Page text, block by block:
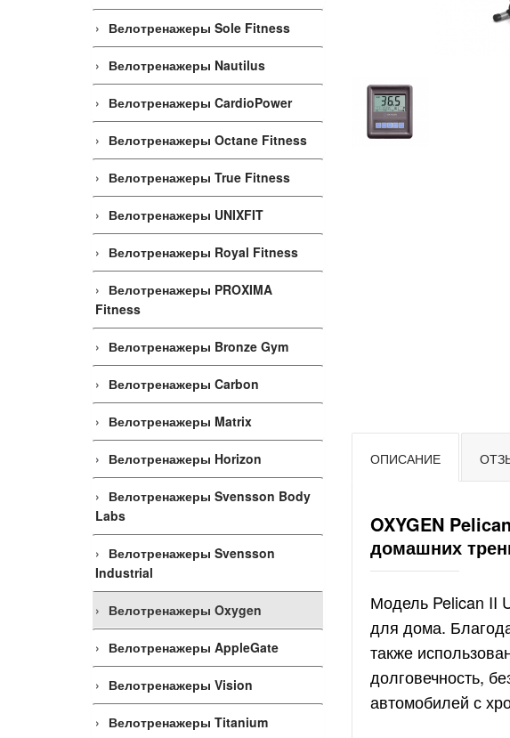
Велотренажеры Sole Fitness
Велотренажеры Nautilus
Велотренажеры CardioPower
Велотренажеры Octane Fitness
Велотренажеры True Fitness
Велотренажеры UNIXFIT
Велотренажеры Royal Fitness
Велотренажеры PROXIMA
Fitness
Велотренажеры Bronze Gym
Велотренажеры Carbon
Велотренажеры Matrix
Велотренажеры Horizon
Велотренажеры Svensson Body
Labs
Велотренажеры Svensson
Industrial
Велотренажеры Oxygen
Велотренажеры AppleGate
Велотренажеры Vision
Велотренажеры Titanium
ОПИСАНИЕ
OXYGEN
домашних
Модель Pelican II
для дома.
также
долговечность,
автомобилей с